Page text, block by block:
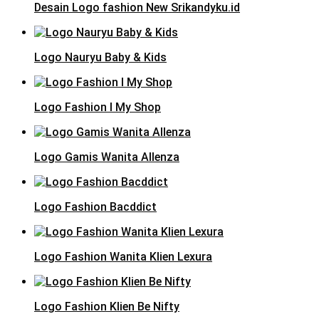
Desain Logo fashion New Srikandyku.id
Logo Nauryu Baby & Kids
Logo Fashion I My Shop
Logo Gamis Wanita Allenza
Logo Fashion Bacddict
Logo Fashion Wanita Klien Lexura
Logo Fashion Klien Be Nifty